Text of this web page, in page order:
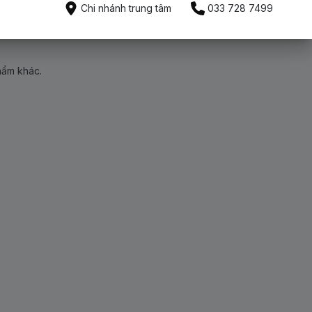
khác.
Chi nhánh trung tâm 033 728 7499